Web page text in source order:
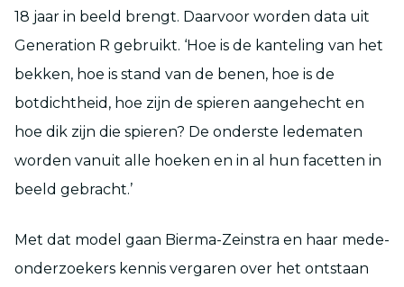
18 jaar in beeld brengt. Daarvoor worden data uit
Generation R gebruikt. ‘Hoe is de kanteling van het
bekken, hoe is stand van de benen, hoe is de
botdichtheid, hoe zijn de spieren aangehecht en
hoe dik zijn die spieren? De onderste ledematen
worden vanuit alle hoeken en in al hun facetten in
beeld gebracht.’
Met dat model gaan Bierma-Zeinstra en haar mede-
onderzoekers kennis vergaren over het ontstaan